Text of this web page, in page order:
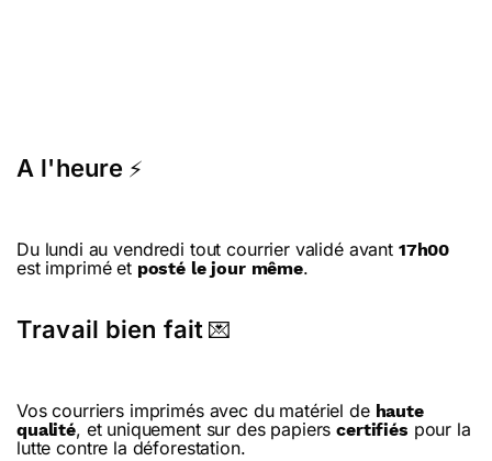
A l'heure ⚡
Du lundi au vendredi tout courrier validé avant 17h00
est imprimé et posté le jour même.
Travail bien fait 💌
Vos courriers imprimés avec du matériel de haute
qualité, et uniquement sur des papierscertifiés pour la
lutte contre la déforestation.